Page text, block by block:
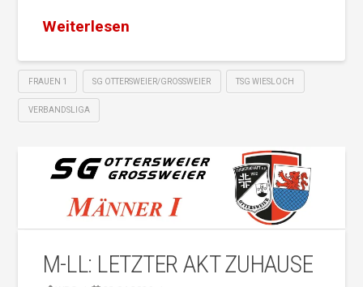
Weiterlesen
FRAUEN 1 SG OTTERSWEIER/GROSSWEIER TSG WIESLOCH
VERBANDSLIGA
M-LL: LETZTER AKT ZUHAUSE